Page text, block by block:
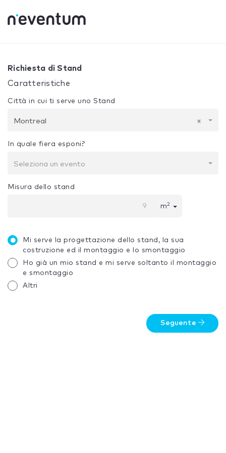
La tua selezione:
Richiesta di Stand
Caratteristiche
Città in cui ti serve uno Stand
×
Montreal
In quale fiera esponi?
Seleziona un evento
Misura dello stand
m2
Mi serve la progettazione dello stand, la sua
costruzione ed il montaggio e lo smontaggio
Ho già un mio stand e mi serve soltanto il montaggio
e smontaggio
Altri
Seguente